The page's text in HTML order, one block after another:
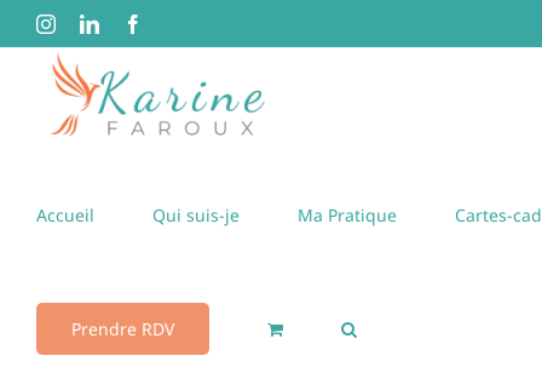
Passer
contenu
InstagramLinkedIn
Accueil Qui suis-je Ma Pratique Cartes-
Prendre RDV